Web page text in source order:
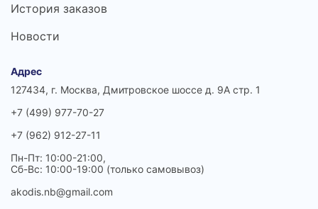
История заказов
Новости
Адрес
127434, г. Москва, Дмитровское шоссе д. 9А стр. 1
+7 (499) 977-70-27
+7 (962) 912-27-11
Пн-Пт: 10:00-21:00,
Сб-Вс: 10:00-19:00 (только самовывоз)
akodis.nb@gmail.com